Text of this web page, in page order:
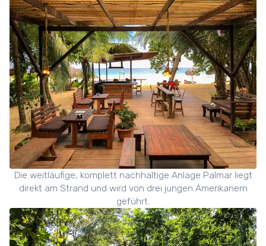
Die weitläufige, komplett nachhaltige Anlage Palmar liegt
direkt am Strand und wird von drei jungen Amerikanern
geführt.